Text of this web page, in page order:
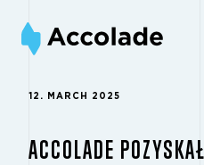
12. MARCH 2025
ACCOLADE